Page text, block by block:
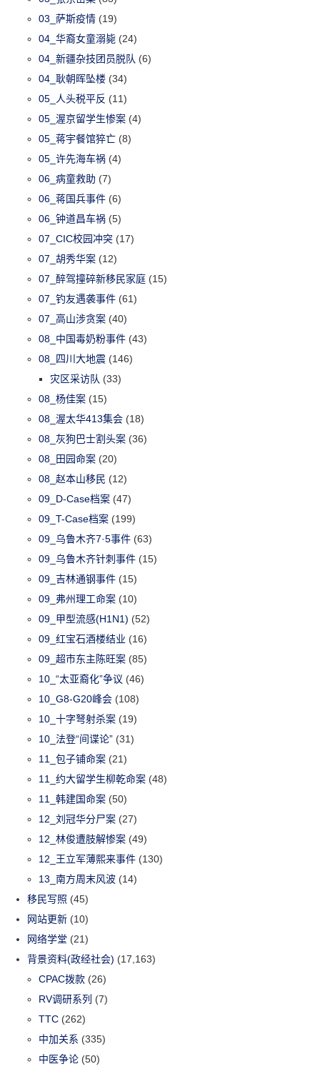
03_萨斯疫情 (19)
04_华裔女童溺毙 (24)
04_新疆杂技团员脱队 (6)
04_耿朝晖坠楼 (34)
05_人头税平反 (11)
05_渥京留学生惨案 (4)
05_蒋宇餐馆猝亡 (8)
05_许先海车祸 (4)
06_病童救助 (7)
06_蒋国兵事件 (6)
06_钟道昌车祸 (5)
07_CIC校园冲突 (17)
07_胡秀华案 (12)
07_醉驾撞碎新移民家庭 (15)
07_钓友遇袭事件 (61)
07_高山涉贪案 (40)
08_中国毒奶粉事件 (43)
08_四川大地震 (146)
灾区采访队 (33)
08_杨佳案 (15)
08_渥太华413集会 (18)
08_灰狗巴士割头案 (36)
08_田园命案 (20)
08_赵本山移民 (12)
09_D-Case档案 (47)
09_T-Case档案 (199)
09_乌鲁木齐7·5事件 (63)
09_乌鲁木齐针刺事件 (15)
09_吉林通钢事件 (15)
09_弗州理工命案 (10)
09_甲型流感(H1N1) (52)
09_红宝石酒楼结业 (16)
09_超市东主陈旺案 (85)
10_“太亚裔化”争议 (46)
10_G8-G20峰会 (108)
10_十字弩射杀案 (19)
10_法登“间谍论” (31)
11_包子铺命案 (21)
11_约大留学生柳乾命案 (48)
11_韩建国命案 (50)
12_刘冠华分尸案 (27)
12_林俊遭肢解惨案 (49)
12_王立军薄熙来事件 (130)
13_南方周末风波 (14)
移民写照 (45)
网站更新 (10)
网络学堂 (21)
背景资料(政经社会) (17,163)
CPAC拨款 (26)
RV调研系列 (7)
TTC (262)
中加关系 (335)
中医争论 (50)